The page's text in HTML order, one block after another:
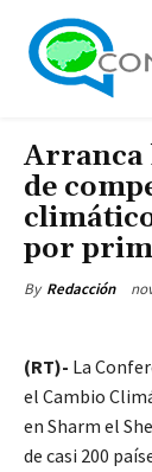
Arranca
de
por
By Redacción
(RT)- La
el Cambio
en Sharm el
de casi 200